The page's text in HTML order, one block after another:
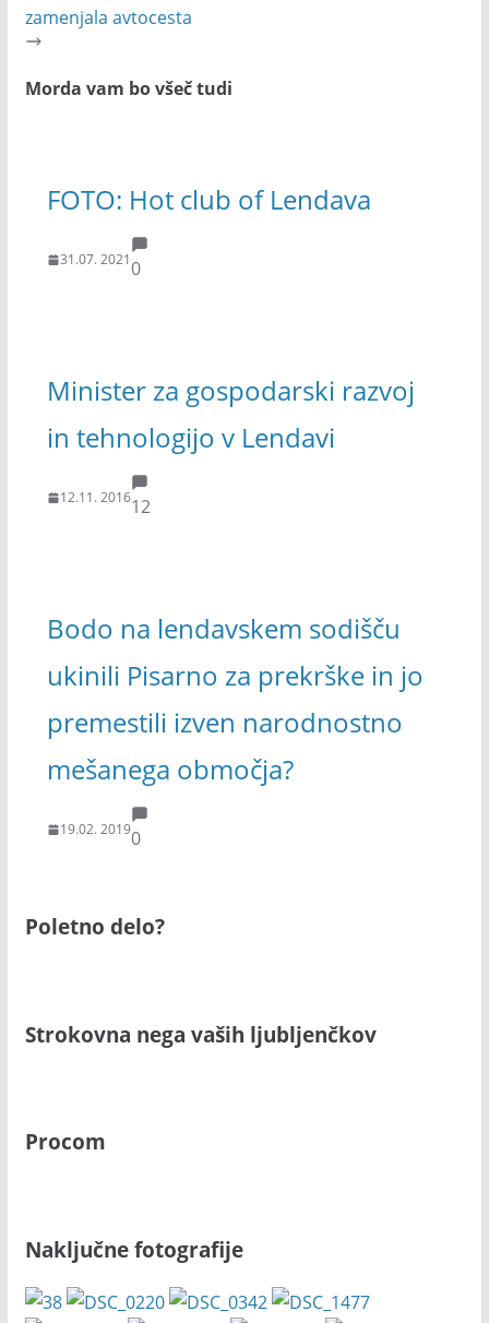
zamenjala avtocesta
Morda vam bo všeč tudi
FOTO: Hot club of Lendava
31.07. 20210
Minister za gospodarski razvoj
in tehnologijo v Lendavi
12.11. 201612
Bodo na lendavskem sodišču
ukinili Pisarno za prekrške in jo
premestili izven narodnostno
mešanega območja?
19.02. 20190
Poletno delo?
Strokovna nega vaših ljubljenčkov
Procom
Naključne fotografije